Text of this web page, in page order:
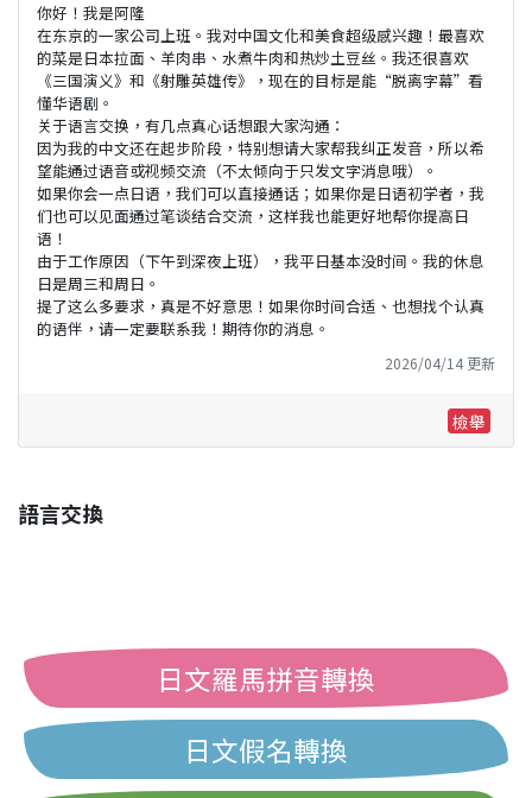
你好！我是阿隆
在东京的一家公司上班。我对中国文化和美食超级感兴趣！最喜欢
的菜是日本拉面、羊肉串、水煮牛肉和热炒土豆丝。我还很喜欢
《三国演义》和《射雕英雄传》，现在的目标是能“脱离字幕”看
懂华语剧。
关于语言交换，有几点真心话想跟大家沟通：
因为我的中文还在起步阶段，特别想请大家帮我纠正发音，所以希
望能通过语音或视频交流（不太倾向于只发文字消息哦）。
如果你会一点日语，我们可以直接通话；如果你是日语初学者，我
们也可以见面通过笔谈结合交流，这样我也能更好地帮你提高日
语！
由于工作原因（下午到深夜上班），我平日基本没时间。我的休息
日是周三和周日。
提了这么多要求，真是不好意思！如果你时间合适、也想找个认真
的语伴，请一定要联系我！期待你的消息。
2026/04/14 更新
檢舉
語言交換
日文羅馬拼音轉換
日文假名轉換